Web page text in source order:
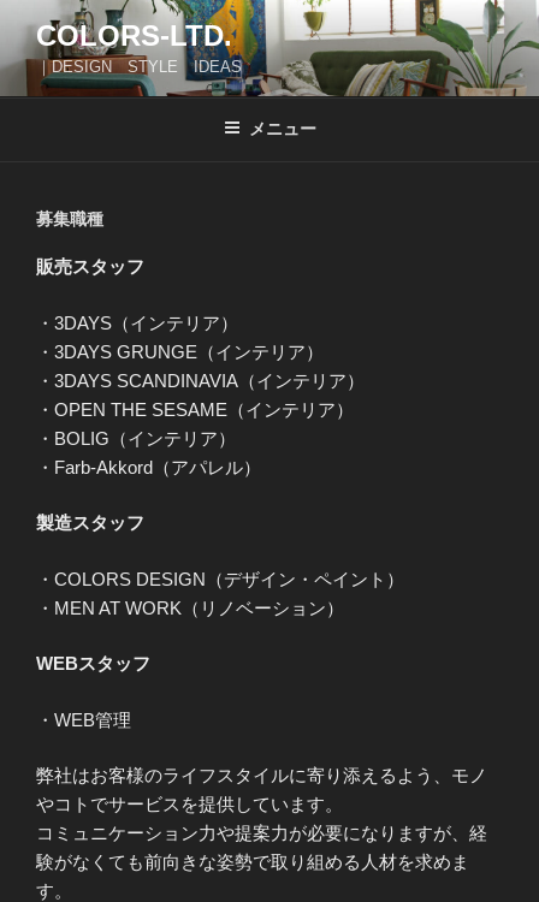
テ
ン
COLORS-LTD.
｜DESIGN STYLE IDEAS
メニュー
募集職種
販売スタッフ
・3DAYS（インテリア）
・3DAYS GRUNGE（インテリア）
・3DAYS SCANDINAVIA（インテリア）
・OPEN THE SESAME（インテリア）
・BOLIG（インテリア）
・Farb-Akkord（アパレル）
製造スタッフ
・COLORS DESIGN（デザイン・ペイント）
・MEN AT WORK（リノベーション）
WEBスタッフ
・WEB管理
弊社はお客様のライフスタイルに寄り添えるよう、モノ
やコトでサービスを提供しています。
コミュニケーション力や提案力が必要になりますが、経
験がなくても前向きな姿勢で取り組める人材を求めま
す。